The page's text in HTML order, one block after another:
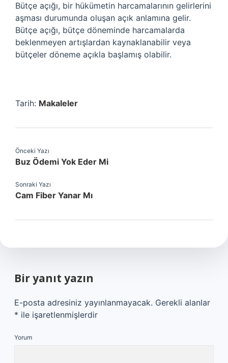
Bütçe açığı, bir hükümetin harcamalarının gelirlerini
aşması durumunda oluşan açık anlamına gelir.
Bütçe açığı, bütçe döneminde harcamalarda
beklenmeyen artışlardan kaynaklanabilir veya
bütçeler döneme açıkla başlamış olabilir.
Tarih: Makaleler
Önceki Yazı
Buz Ödemi Yok Eder Mi
Sonraki Yazı
Cam Fiber Yanar Mı
Bir yanıt yazın
E-posta adresiniz yayınlanmayacak. Gerekli alanlar
* ile işaretlenmişlerdir
Yorum